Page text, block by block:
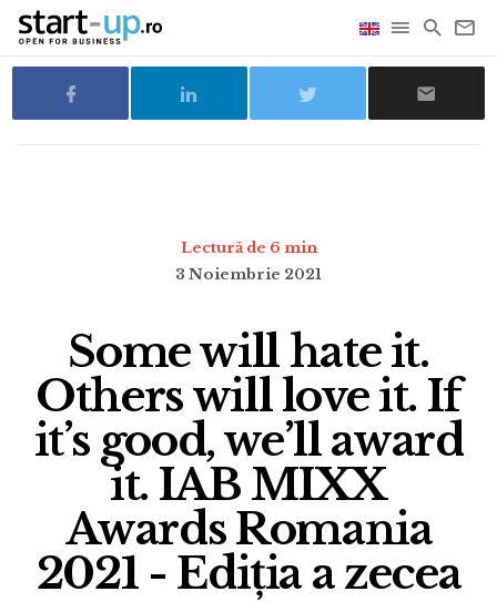
Lectură de 6 min
3 Noiembrie 2021
Some will hate it.
Others will love it. If
it’s good, we’ll award
it. IAB MIXX
Awards Romania
2021 - Ediția a zecea